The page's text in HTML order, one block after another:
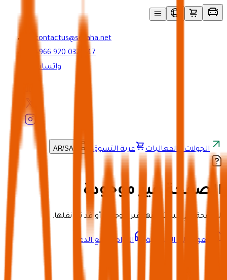
contactus@seyaha.net
+966 920 032 547
واتساب
الجولات والفعاليات عربة التسوق AR/SAR
الصفحة غير موجودة
الصفحة التي تبحث عنها غير موجودة أو قد تم نقلها.
العودة إلى الرئيسية التواصل مع الدعم